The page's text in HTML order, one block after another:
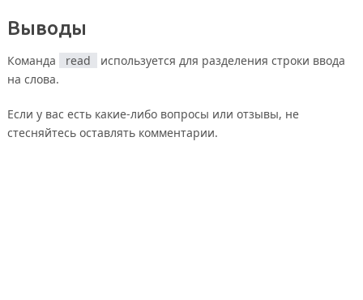
Выводы
Команда read
используется для разделения строки ввода
на слова.
Если у вас есть какие-либо вопросы или отзывы, не
стесняйтесь оставлять комментарии.